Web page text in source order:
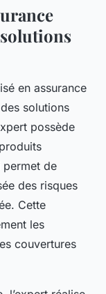
en assurance
solutions
possède
permet de
des risques
Cette
les
couvertures